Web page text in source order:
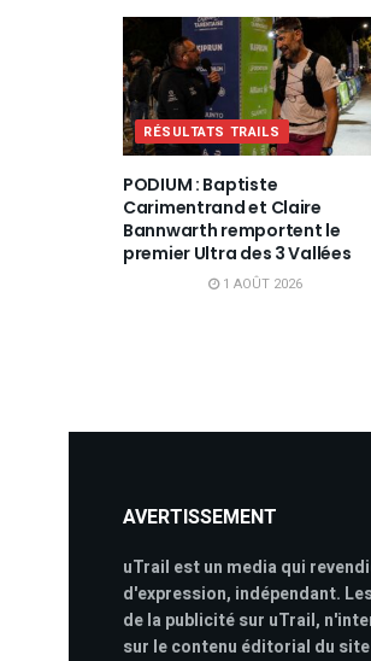
RÉSULTATS TRAILS
PODIUM : Baptiste
Carimentrand et Claire
Bannwarth remportent le
premier Ultra des 3 Vallées
1 AOÛT 2026
AVERTISSEMENT
uTrail est un media qui
d'expression, indépendant.
de la publicité sur uTrail,
sur le contenu éditorial du